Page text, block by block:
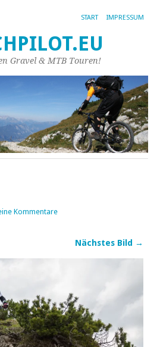
START IMPRESSUM
Gravel & MTB Touren!
Kommentare
Nächstes Bild →